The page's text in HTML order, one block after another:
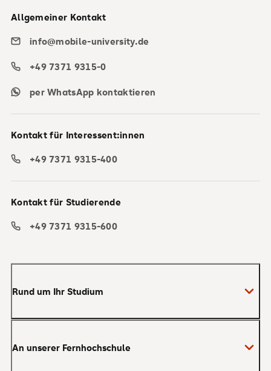
Rund um Ihr Studium
Anrechnung von Vorleistungen
An unserer Fernhochschule
Allgemeiner Kontakt
info@mobile-university.de
+49 7371 9315-0
per WhatsApp kontaktieren
Kontakt für Interessent:innen
+49 7371 9315-400
Kontakt für Studierende
+49 7371 9315-600